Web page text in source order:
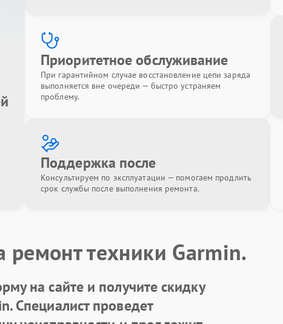
Приоритетное обслуживание
При гарантийном случае восстановление цепи заряда
выполняется вне очереди — быстро устраняем
проблему.
Поддержка после
Консультируем по эксплуатации — помогаем продлить
срок службы после выполнения ремонта.
техники Garmin.
на сайте и получите скидку
Специалист проведет